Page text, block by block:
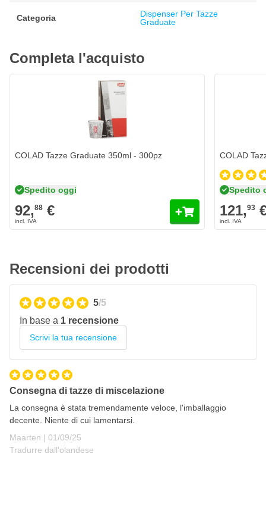
Categoria
Dispenser Per Tazze
Graduate
Completa l'acquisto
COLAD Tazze Graduate 350ml - 300pz
Spedito oggi
92,88 €
COLAD
Spedito
121,93
Recensioni dei prodotti
5/5
In base a 1 recensione
Scrivi la tua recensione
Consegna di tazze di miscelazione
La consegna è stata tremendamente veloce, l'imballaggio
decente. Niente di cui lamentarsi.
Maarten | 1 settembre 2025
01/09/25
Tradurre dall'olandese